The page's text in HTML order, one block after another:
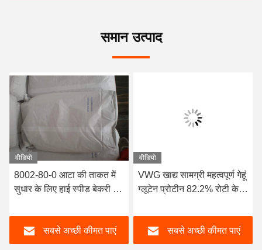
समान उत्पाद
वीडियो
8002-80-0 आटा की ताकत में
सुधार के लिए हाई स्पीड बेकरी में
सबसे अच्छी कीमत पाएं
वीडियो
VWG खाद्य सामग्री महत्वपूर्ण गेहूं
ग्लूटेन प्रोटीन 82.2% रोटी केक
सबसे अच्छी कीमत पाएं